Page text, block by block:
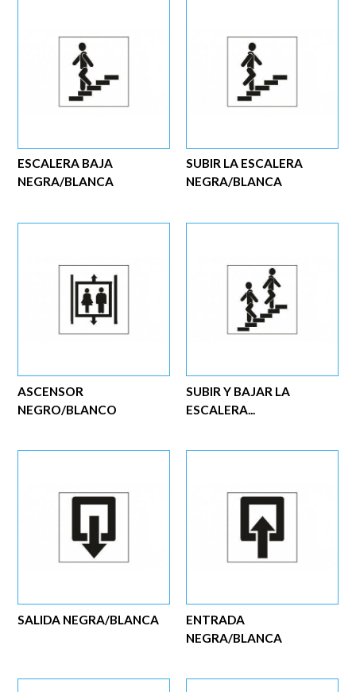
SUBIR LA ESCALERA
NEGRA/BLANCA
ESCALERA BAJA
NEGRA/BLANCA
SUBIR Y BAJAR LA
ESCALERA...
ASCENSOR
NEGRO/BLANCO
ENTRADA
NEGRA/BLANCA
SALIDA NEGRA/BLANCA